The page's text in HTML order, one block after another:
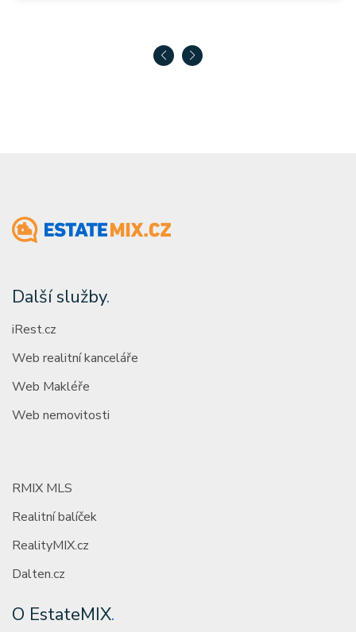
Další služby.
iRest.cz
Web realitní kanceláře
Web Makléře
Web nemovitosti
RMIX MLS
Realitní balíček
RealityMIX.cz
Dalten.cz
O EstateMIX.